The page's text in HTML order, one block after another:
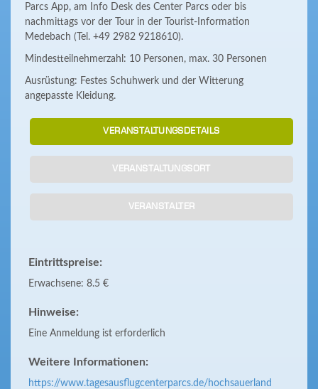
Parcs App, am Info Desk des Center Parcs oder bis
nachmittags vor der Tour in der Tourist-Information
Medebach (Tel. +49 2982 9218610).
Mindestteilnehmerzahl: 10 Personen, max. 30 Personen
Ausrüstung: Festes Schuhwerk und der Witterung
angepasste Kleidung.
VERANSTALTUNGSDETAILS
VERANSTALTUNGSORT
VERANSTALTER
Eintrittspreise:
Erwachsene: 8.5 €
Hinweise:
Eine Anmeldung ist erforderlich
Weitere Informationen:
https://www.tagesausflugcenterparcs.de/hochsauerland